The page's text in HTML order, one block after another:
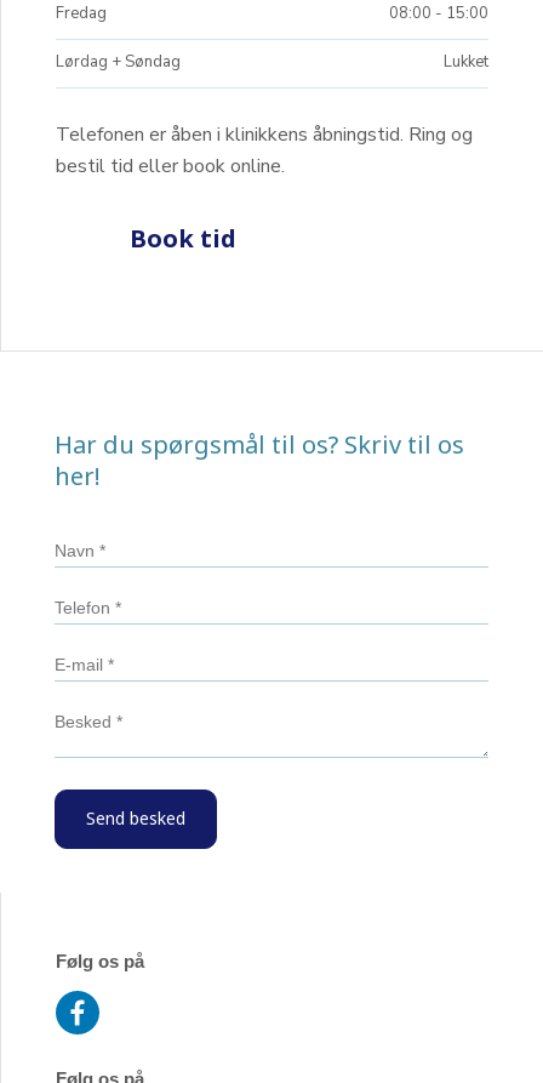
Fredag 08:00 - 15:00​
Lørdag + Søndag Lukket
Telefonen er åben i klinikkens åbningstid. Ring og
bestil tid eller book online.​
​Book tid
Har du spørgsmål til os? Skriv til os
her!
Følg os på
Følg os på